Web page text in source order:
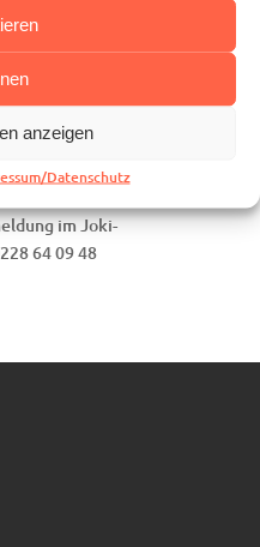
anzeigen
Datenschutz
im Joki-
zwar an jedem
Monat um 8.00 Uhr
im Eltern-
zu führen.
im Joki-
64 09 48